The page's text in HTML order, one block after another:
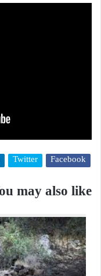
Facebook
Twitter
may also like